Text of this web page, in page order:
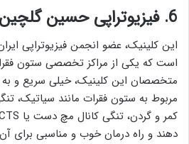
6. فیزیوتراپی حسین گلچین
این کلینیک، عضو انجمن فیزیوتراپی
است که یکی از مراکز تخصصی ستون
متخصصان این کلینیک، خیلی سریع و
مربوط به ستون فقرات مانند سیاتیک،
دهند و راه درمان خوب و مناسبی برای